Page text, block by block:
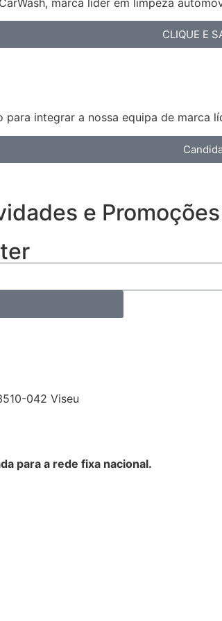
marca líder em limpeza
CLIQUE E
para integrar a nossa equipa de marca
e Promoções
042 Viseu
para a rede fixa nacional.